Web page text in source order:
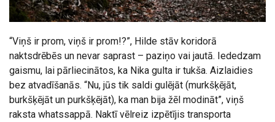
“Viņš ir prom, viņš ir prom!?”, Hilde stāv koridorā
naktsdrēbēs un nevar saprast – paziņo vai jautā. Iededzam
gaismu, lai pārliecinātos, ka Nika gulta ir tukša. Aizlaidies
bez atvadīšanās. “Nu, jūs tik saldi gulējāt (murkšķējāt,
burkšķējāt un purkšķējāt), ka man bija žēl modināt”, viņš
raksta whatssappā. Naktī vēlreiz izpētījis transporta